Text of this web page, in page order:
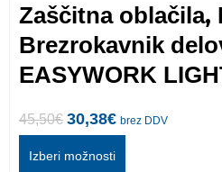
Zaščitna oblačila,
Brezrokavnik
EASYWORK
45,50€ 30,38€ brez DDV
Izberi možnosti